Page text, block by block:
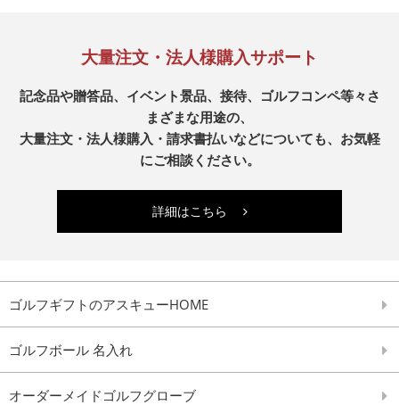
大量注文・法人様購入サポート
記念品や贈答品、イベント景品、接待、ゴルフコンペ等々さ
まざまな用途の、
大量注文・法人様購入・請求書払いなどについても、お気軽
にご相談ください。
詳細はこちら
ゴルフギフトのアスキューHOME
ゴルフボール 名入れ
オーダーメイドゴルフグローブ